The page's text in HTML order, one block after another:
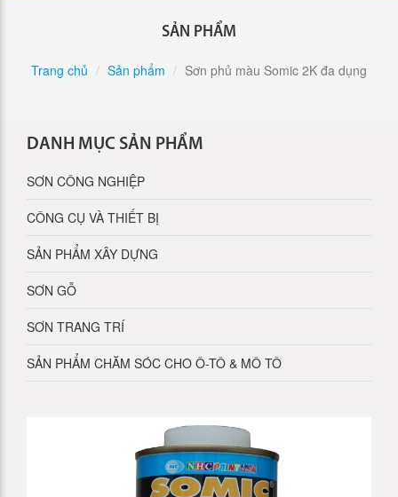
SẢN PHẨM
Trang chủ Sản phẩm Sơn phủ màu Somic 2K đa dụng
DANH MỤC SẢN PHẨM
SƠN CÔNG NGHIỆP
CÔNG CỤ VÀ THIẾT BỊ
SẢN PHẨM XÂY DỰNG
SƠN GỖ
SƠN TRANG TRÍ
SẢN PHẨM CHĂM SÓC CHO Ô-TÔ & MÔ TÔ